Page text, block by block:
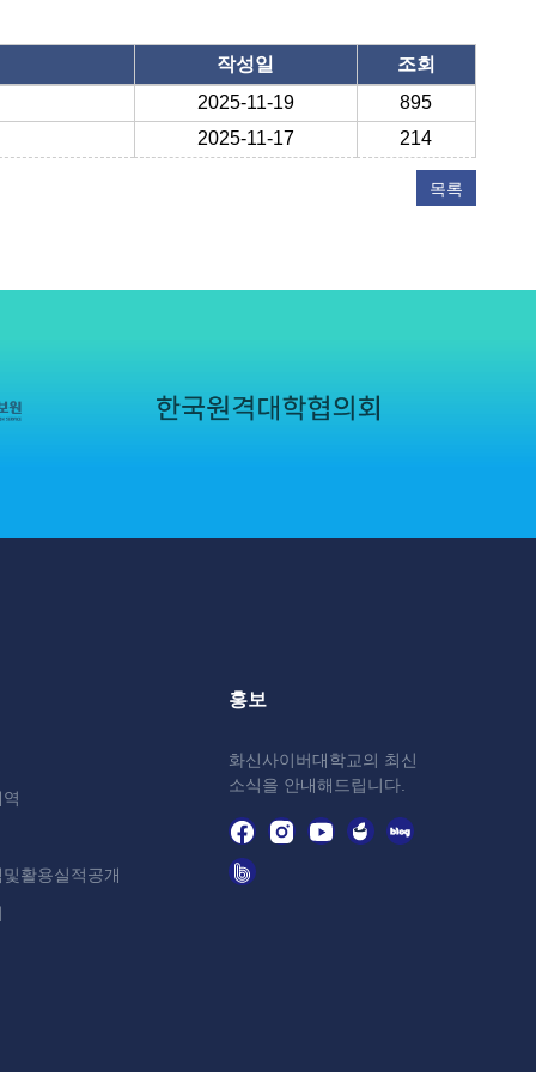
작성일
조회
2025-11-19
895
2025-11-17 214
목록
활용실적공개
홍보
화신사이버대학교의 최신
소식을 안내해드립니다.